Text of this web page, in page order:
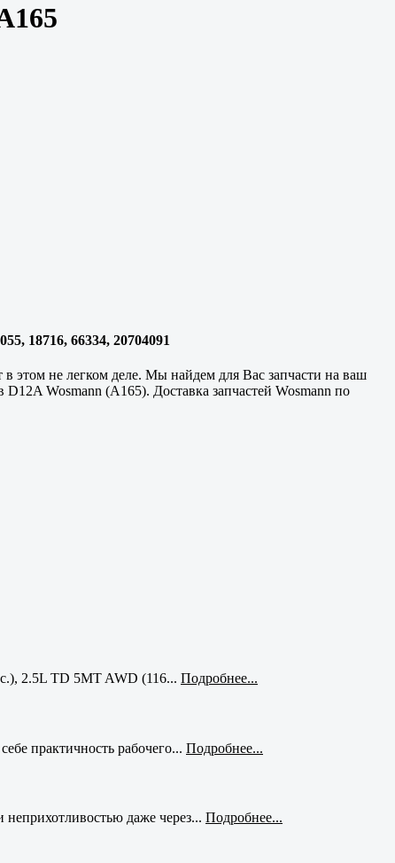
18716, 66334, 20704091
этом не легком деле. Мы найдем для Вас запчасти на ваш
Wosmann (A165). Доставка запчастей Wosmann по
2.5L TD 5MT AWD (116... Подробнее...
практичность рабочего... Подробнее...
даже через... Подробнее...